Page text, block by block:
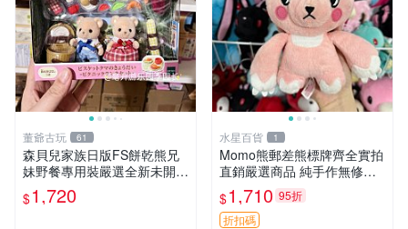
董爺古玩 61
森貝兒家族日版FS餅乾熊兄
妹野餐專用裝嚴選全新未開
封，包含兩組大童款紙盒裝，
適合收藏與分享。 餅乾熊兄
$1,720
水星百貨 1
Momo熊郵差熊標牌齊全實拍
直銷嚴選商品 純手作無修圖
可收藏 郵差熊 Momo熊 標牌
商品
$1,710 95折
折扣碼